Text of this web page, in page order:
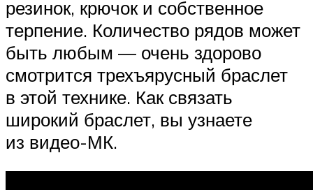
резинок, крючок и собственное
терпение. Количество рядов может
быть любым — очень здорово
смотрится трехъярусный браслет
в этой технике. Как связать
широкий браслет, вы узнаете
из видео-МК.